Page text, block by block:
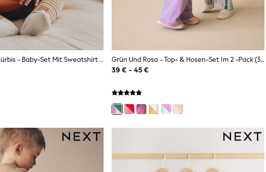
Kleine Orange Kürbis - Baby-Set Mit Sweatshirt Und Leggings (0Monate–2Jahre)
Grün Und Rosa - Top- & Hosen-Set Im 2 -Pack (3M.–7J.)
39 € - 45 €